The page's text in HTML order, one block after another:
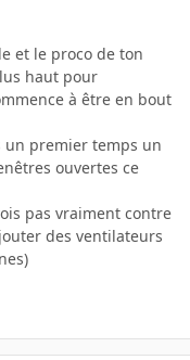
et le proco de ton
haut pour
à être en bout
un premier temps un
ouvertes ce
pas vraiment contre
des ventilateurs